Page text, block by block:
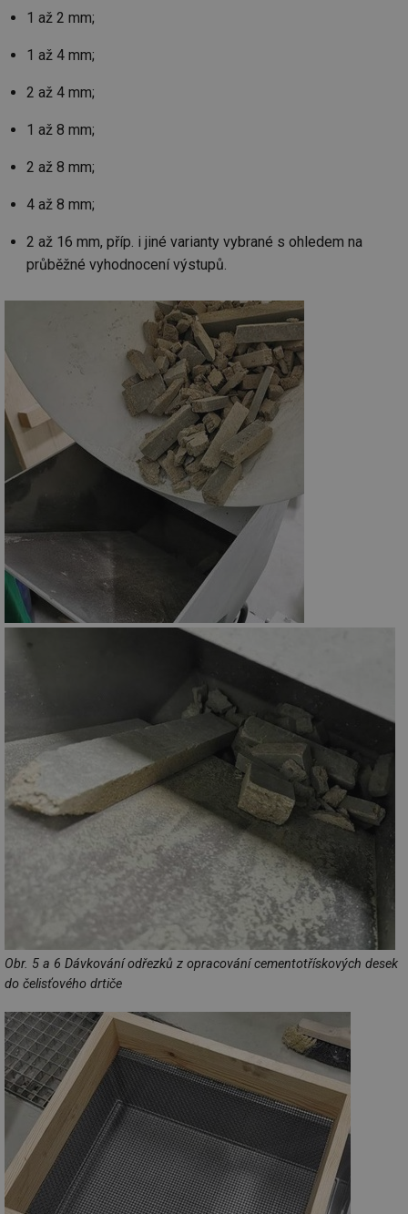
1 až 2 mm;
1 až 4 mm;
2 až 4 mm;
1 až 8 mm;
2 až 8 mm;
4 až 8 mm;
2 až 16 mm, příp. i jiné varianty vybrané s ohledem na
průběžné vyhodnocení výstupů.
Obr. 5 a 6 Dávkování odřezků z opracování cementotřískových desek
do čelisťového drtiče